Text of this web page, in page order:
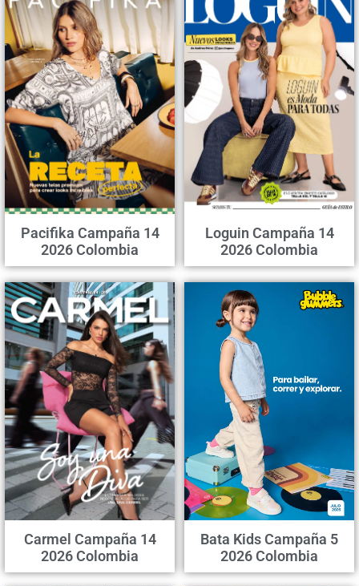
Pacifika Campaña 14
2026 Colombia
Loguin Campaña 14
2026 Colombia
Carmel Campaña 14
2026 Colombia
Bata Kids Campaña 5
2026 Colombia